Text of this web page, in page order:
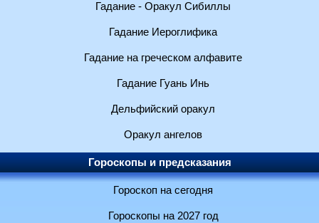
Гадание - Оракул Сибиллы
Гадание Иероглифика
Гадание на греческом алфавите
Гадание Гуань Инь
Дельфийский оракул
Оракул ангелов
Гороскопы и предсказания
Гороскоп на сегодня
Гороскопы на 2027 год